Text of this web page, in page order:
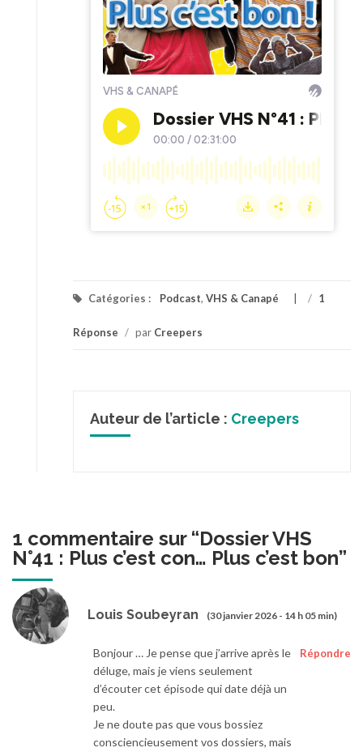
Catégories : Podcast, VHS & Canapé / 1
Réponse / par Creepers
Auteur de l’article : Creepers
1 commentaire sur “Dossier VHS
N°41 : Plus c’est con… Plus c’est bon”
Louis Soubeyran (30 janvier 2026 - 14 h 05 min)
Répondre
Bonjour … Je pense que j’arrive après le
déluge, mais je viens seulement
d’écouter cet épisode qui date déjà un
peu.
Je ne doute pas que vous bossiez
consciencieusement vos dossiers, mais